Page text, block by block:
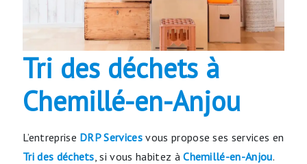
Tri des déchets à
Chemillé-en-Anjou
L’entreprise DRP Services vous propose ses services en
Tri des déchets, si vous habitez àChemillé-en-Anjou.